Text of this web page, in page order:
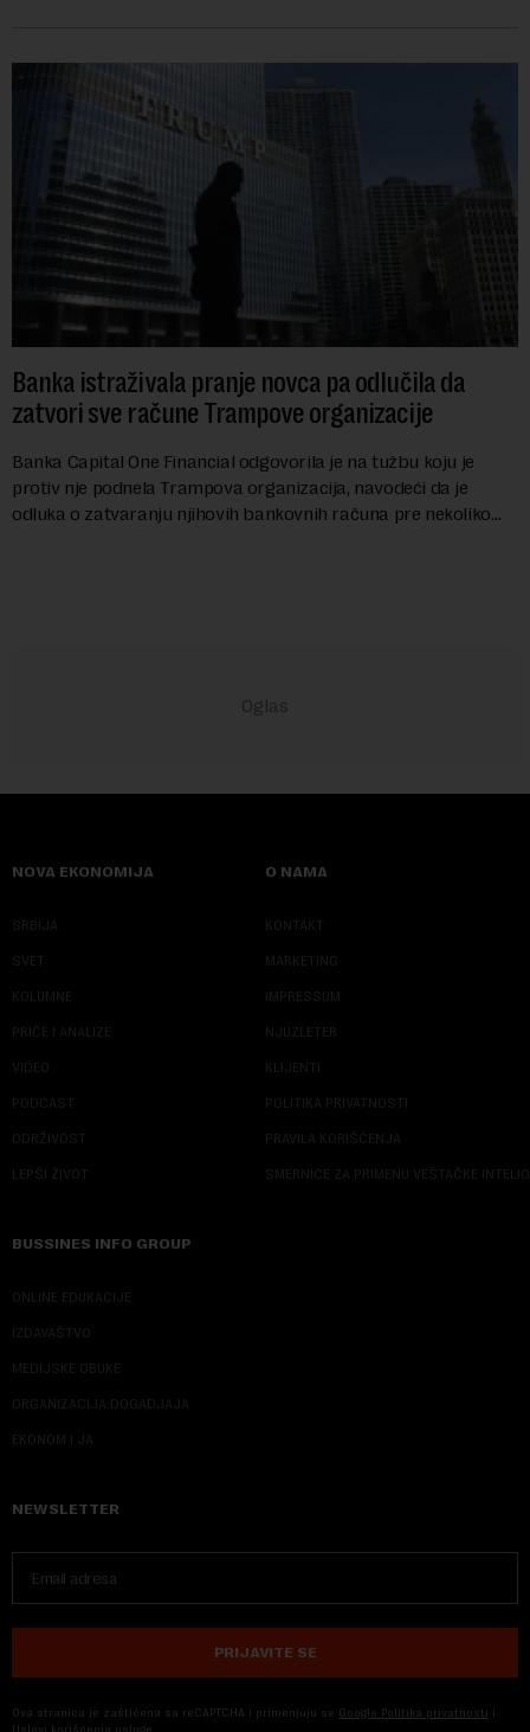
Banka istraživala pranje novca pa odlučila da
zatvori sve račune Trampove organizacije
Banka Capital One Financial odgovorila je na tužbu koju je
protiv nje podnela Trampova organizacija, navodeći da je
odluka o zatvaranju njihovih bankovnih računa pre nekoliko
NOVA EKONOMIJA
SRBIJA
SVET
KOLUMNE
PRIČE I ANALIZE
VIDEO
PODCAST
ODRŽIVOST
LEPŠI ŽIVOT
O NAMA
KONTAKT
MARKETING
IMPRESSUM
NJUZLETER
KLIJENTI
POLITIKA PRIVATNOSTI
PRAVILA KORIŠĆENJA
SMERNICE ZA PRIMENU VEŠTAČKE
BUSSINES INFO GROUP
ONLINE EDUKACIJE
IZDAVAŠTVO
MEDIJSKE OBUKE
ORGANIZACIJA DOGADJAJA
EKONOM I JA
NEWSLETTER
PRIJAVITE SE
Ova stranica je zaštićena sa reCAPTCHA i primenjuju se Google Politika privatnosti i
Uslovi korišćenja usluge